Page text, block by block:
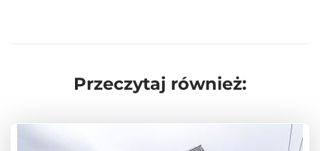
Przeczytaj również: